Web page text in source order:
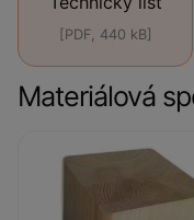
[PDF, 440 kB]
Materiálová